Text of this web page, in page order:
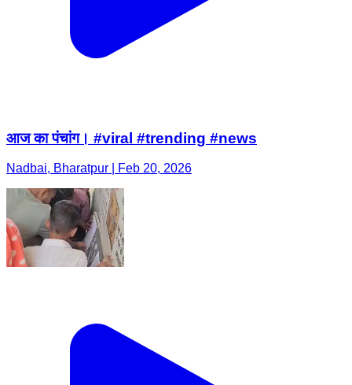
आज का पंचांग। #viral #trending #news
Nadbai, Bharatpur | Feb 20, 2026